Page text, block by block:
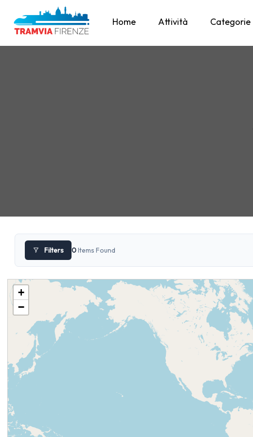
Home Attività Categorie
Filters 0Items Found
+
−